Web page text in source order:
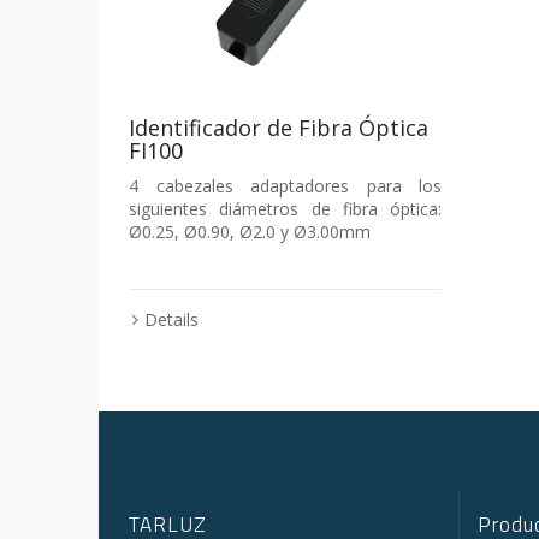
Identificador de Fibra Óptica
FI100
4 cabezales adaptadores para los
siguientes diámetros de fibra óptica:
Ø0.25, Ø0.90, Ø2.0 y Ø3.00mm
Details
TARLUZ